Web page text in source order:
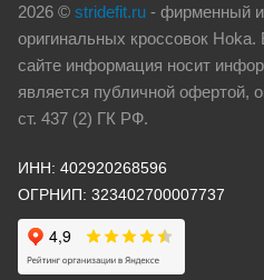
2026 © stridefit.ru - фирменный
оригинальных кроссовок
сайте информация носит
является публичной офертой,
ст. 437 (2) ГК РФ.
ИНН: 402920268596
ОГРНИП: 323402700007737